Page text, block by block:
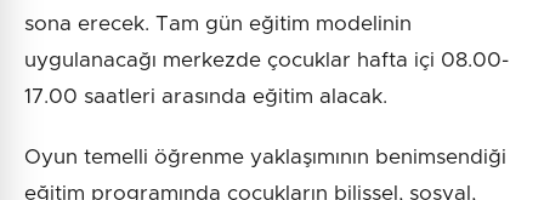
sona erecek. Tam gün eğitim modelinin
uygulanacağı merkezde çocuklar hafta içi 08.00-
17.00 saatleri arasında eğitim alacak.
Oyun temelli öğrenme yaklaşımının benimsendiği
eğitim programında çocukların bilişsel, sosyal,